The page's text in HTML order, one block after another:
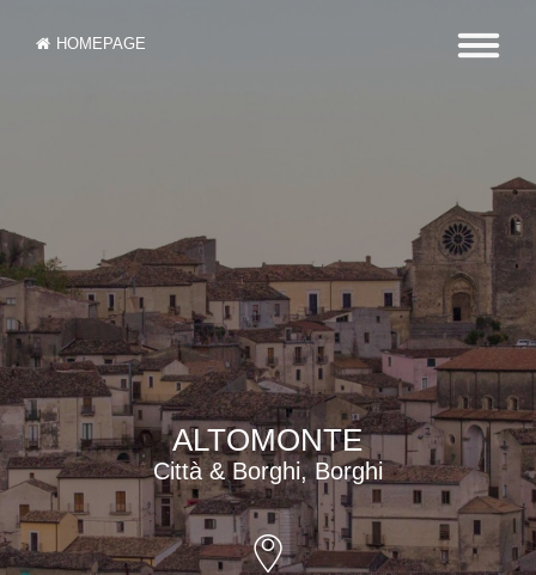
HOMEPAGE
ALTOMONTE
Città & Borghi, Borghi